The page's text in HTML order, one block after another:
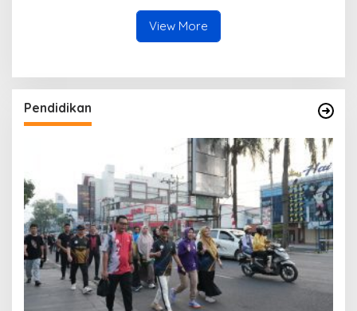
2026 di 23 Kecamatan
View More
Pendidikan